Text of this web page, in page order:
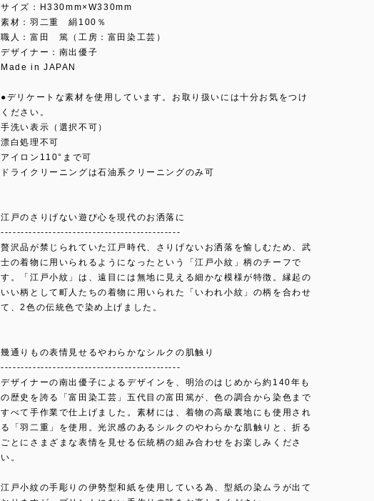
サイズ：H330mm×W330mm
素材：羽二重 絹100％
職人：富田 篤（工房：富田染工芸）
デザイナー：南出優子
Made in JAPAN
●デリケートな素材を使用しています。お取り扱いには十分お気をつけ
ください。
手洗い表示（選択不可）
漂白処理不可
アイロン110°まで可
ドライクリーニングは石油系クリーニングのみ可
江戸のさりげない遊び心を現代のお洒落に
---------------------------------------------
贅沢品が禁じられていた江戸時代、さりげないお洒落を愉しむため、武
士の着物に用いられるようになったという「江戸小紋」柄のチーフで
す。「江戸小紋」は、遠目には無地に見える細かな模様が特徴。縁起の
いい柄として町人たちの着物に用いられた「いわれ小紋」の柄を合わせ
て、2色の伝統色で染め上げました。
幾通りもの表情見せるやわらかなシルクの肌触り
---------------------------------------------
デザイナーの南出優子によるデザインを、明治のはじめから約140年も
の歴史を誇る「富田染工芸」五代目の富田篤が、色の調合から染色まで
すべて手作業で仕上げました。素材には、着物の高級裏地にも使用され
る「羽二重」を使用。光沢感のあるシルクのやわらかな肌触りと、折る
ごとにさまざまな表情を見せる伝統柄の組み合わせをお楽しみくださ
い。
江戸小紋の手彫りの伊勢型和紙を使用している為、型紙の染ムラが出て